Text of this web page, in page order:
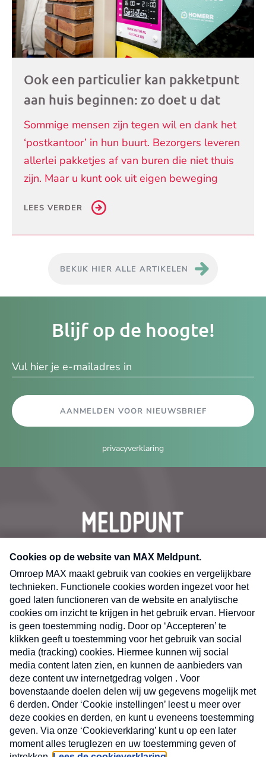
Ook een particulier kan pakketpunt
aan huis beginnen: zo doet u dat
Sommige mensen zijn tegen wil en dank het
‘postkantoor’ in hun buurt. Bezorgers leveren
allerlei pakketjes af van buren die niet thuis
zijn. Maar u kunt ook uit eigen beweging
LEES VERDER
BEKIJK HIER ALLE ARTIKELEN
Blijf op de hoogte!
AANMELDEN VOOR NIEUWSBRIEF
privacyverklaring
CONTACT
Volg ons op
X
Nieuwsbrief
Neem hier een gratis abonnement op de MAX
Consumenten nieuwsbrief. Elke maandag en